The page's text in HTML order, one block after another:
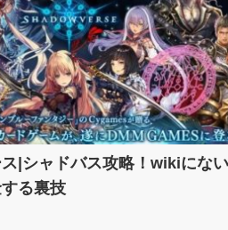
|シャドバス攻略！wikiにない
る裏技